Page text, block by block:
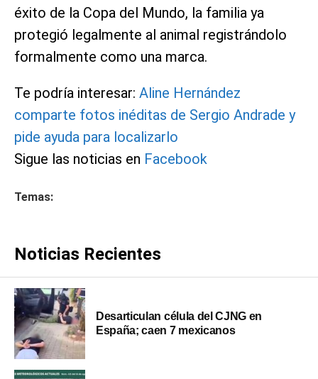
éxito de la Copa del Mundo, la familia ya
protegió legalmente al animal registrándolo
formalmente como una marca.
Te podría interesar: Aline Hernández
comparte fotos inéditas de Sergio Andrade y
pide ayuda para localizarlo
Sigue las noticias en Facebook
Temas:
Noticias Recientes
Desarticulan célula del CJNG en
España; caen 7 mexicanos